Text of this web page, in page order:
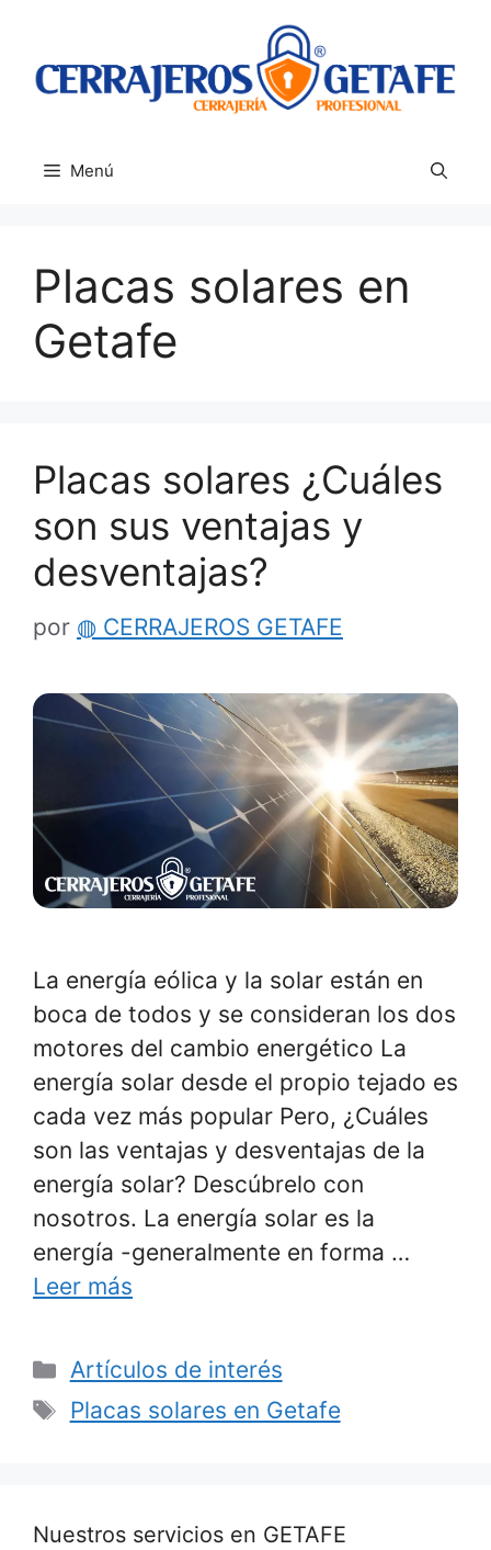
contenido
Menú
Placas solares en
Getafe
Placas solares ¿Cuáles
son sus ventajas y
desventajas?
por ◍ CERRAJEROS GETAFE
La energía eólica y la solar están en
boca de todos y se consideran los dos
motores del cambio energético La
energía solar desde el propio tejado es
cada vez más popular Pero, ¿Cuáles
son las ventajas y desventajas de la
energía solar? Descúbrelo con
nosotros. La energía solar es la
energía -generalmente en forma …
Leer más
Categorías
Artículos de interés
Etiquetas
Placas solares en Getafe
Nuestros servicios en GETAFE